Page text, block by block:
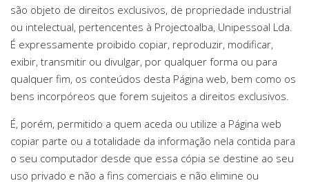
são objeto de direitos exclusivos, de propriedade industrial
ou intelectual, pertencentes à Projectoalba, Unipessoal Lda.
É expressamente proibido copiar, reproduzir, modificar,
exibir, transmitir ou divulgar, por qualquer forma ou para
qualquer fim, os conteúdos desta Página web, bem como os
bens incorpóreos que forem sujeitos a direitos exclusivos.
É, porém, permitido a quem aceda ou utilize a Página web
copiar parte ou a totalidade da informação nela contida para
o seu computador desde que essa cópia se destine ao seu
uso privado e não a fins comerciais e não elimine ou